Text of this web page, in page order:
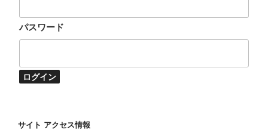
パスワード
サイト アクセス情報